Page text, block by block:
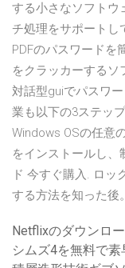
する小さなソフトウ
チ処理をサポートし
PDFのパスワードを
をクラッカーするソ
対話型guiでパスワ
業も以下の3ステッ
Windows OSの任意
をインストールし、
ド 今すぐ購入. ロッ
する方法を知った後
Netflixのダウンロ
シムズ4を無料で